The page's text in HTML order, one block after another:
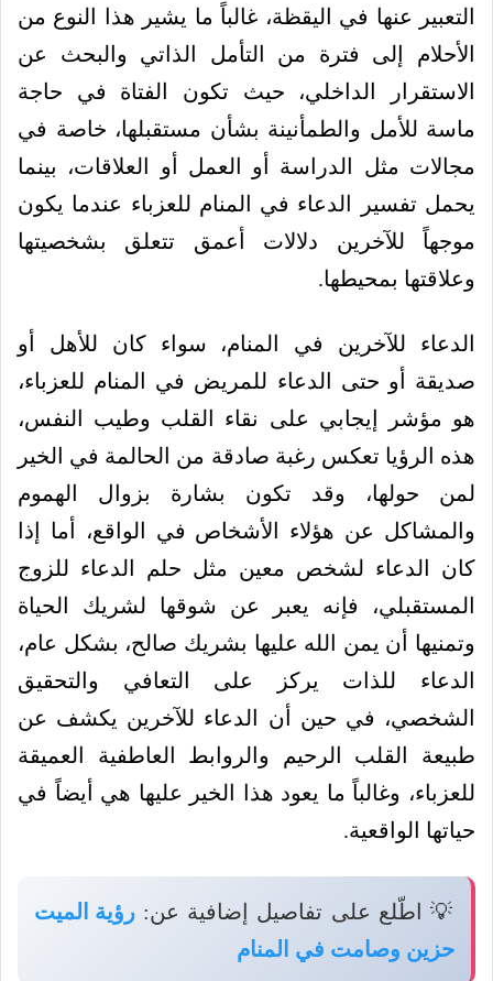
التعبير عنها في اليقظة، غالباً ما يشير هذا النوع من
الأحلام إلى فترة من التأمل الذاتي والبحث عن
الاستقرار الداخلي، حيث تكون الفتاة في حاجة
ماسة للأمل والطمأنينة بشأن مستقبلها، خاصة في
مجالات مثل الدراسة أو العمل أو العلاقات، بينما
يحمل تفسير الدعاء في المنام للعزباء عندما يكون
موجهاً للآخرين دلالات أعمق تتعلق بشخصيتها
وعلاقتها بمحيطها.
الدعاء للآخرين في المنام، سواء كان للأهل أو
صديقة أو حتى الدعاء للمريض في المنام للعزباء،
هو مؤشر إيجابي على نقاء القلب وطيب النفس،
هذه الرؤيا تعكس رغبة صادقة من الحالمة في الخير
لمن حولها، وقد تكون بشارة بزوال الهموم
والمشاكل عن هؤلاء الأشخاص في الواقع، أما إذا
كان الدعاء لشخص معين مثل حلم الدعاء للزوج
المستقبلي، فإنه يعبر عن شوقها لشريك الحياة
وتمنيها أن يمن الله عليها بشريك صالح، بشكل عام،
الدعاء للذات يركز على التعافي والتحقيق
الشخصي، في حين أن الدعاء للآخرين يكشف عن
طبيعة القلب الرحيم والروابط العاطفية العميقة
للعزباء، وغالباً ما يعود هذا الخير عليها هي أيضاً في
حياتها الواقعية.
💡 اطّلع على تفاصيل إضافية عن: رؤية الميت
حزين وصامت في المنام